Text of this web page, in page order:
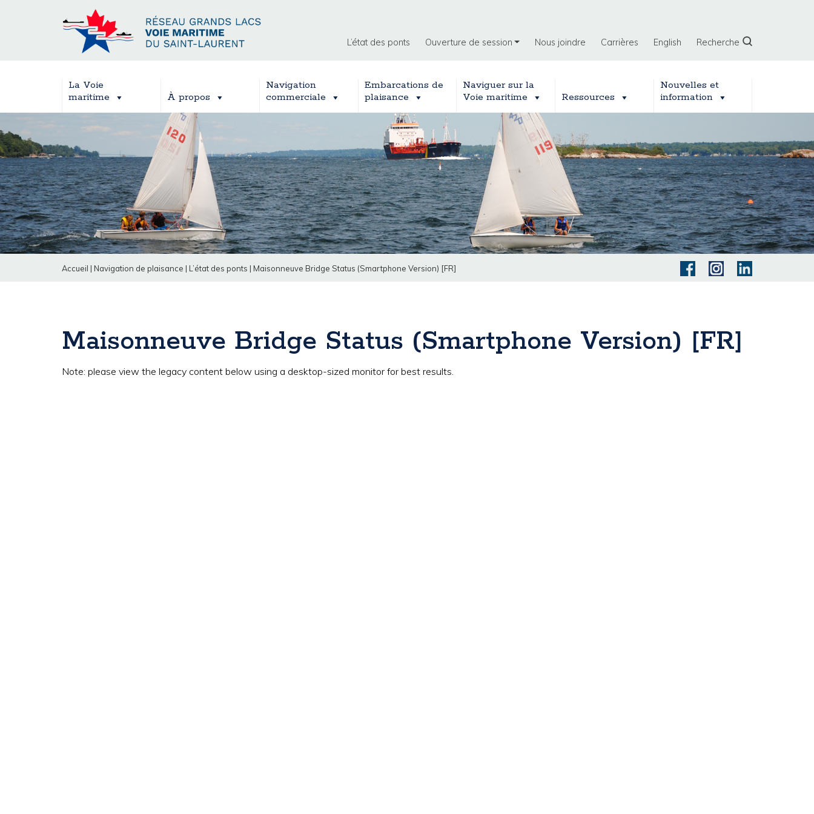
L’état des ponts Ouverture de session Nous joindre Carrières English Recherche
La Voie
maritime
À propos
Navigation
commerciale
Embarcations de
plaisance
Naviguer sur la
Voie maritime
Ressources
Nouvelles et
information
Accueil | Navigation de plaisance | L’état des ponts | Maisonneuve Bridge Status (Smartphone Version) [FR]
Maisonneuve Bridge Status (Smartphone Version) [FR]
Note: please view the legacy content below using a desktop-sized monitor for best results.